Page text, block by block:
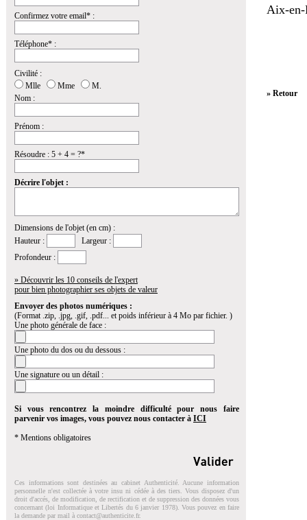
Confirmez votre email* :
Téléphone* :
Civilité :
Mlle
Mme
M.
Nom :
Prénom :
Résoudre : 5 + 4 = ?*
Décrire l'objet :
Dimensions de l'objet (en cm) :
Hauteur :
Largeur :
Profondeur :
» Découvrir les 10 conseils de l'expert
pour bien photographier ses objets de valeur
Envoyer des photos numériques :
(Format .zip, .jpg, .gif, .pdf... et poids inférieur à 4 Mo par fichier. )
Une photo générale de face :
Une photo du dos ou du dessous :
Une signature ou un détail :
Si vous rencontrez la moindre difficulté pour nous faire
parvenir vos images, vous pouvez nous contacter à ICI
* Mentions obligatoires
Ces informations sont destinées au cabinet Authenticité. Aucune information
personnelle n'est collectée à votre insu ni cédée à des tiers. Vous disposez d'un
droit d'accés, de modification, de rectification et de suppression des données vous
concernant (loi Informatique et Libertés du 6 janvier 1978). Vous pouvez en faire
la demande par mail à contact@authenticite.fr.
Aix-en-
» Retour